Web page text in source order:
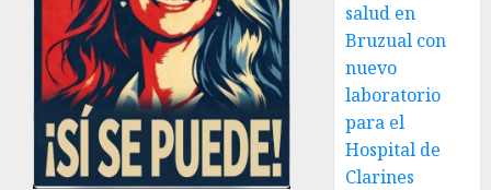
salud en
Bruzual con
nuevo
laboratorio
para el
Hospital de
Clarines